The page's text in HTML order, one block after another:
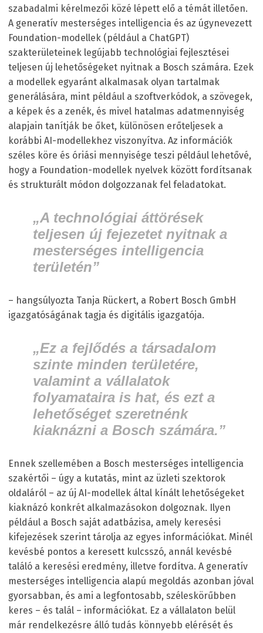
szabadalmi kérelmezői közé lépett elő a témát illetően.
A generatív mesterséges intelligencia és az úgynevezett
Foundation-modellek (például a ChatGPT)
szakterületeinek legújabb technológiai fejlesztései
teljesen új lehetőségeket nyitnak a Bosch számára. Ezek
a modellek egyaránt alkalmasak olyan tartalmak
generálására, mint például a szoftverkódok, a szövegek,
a képek és a zenék, és mivel hatalmas adatmennyiség
alapjain tanítják be őket, különösen erőteljesek a
korábbi AI-modellekhez viszonyítva. Az információk
széles köre és óriási mennyisége teszi például lehetővé,
hogy a Foundation-modellek nyelvek között fordítsanak
és strukturált módon dolgozzanak fel feladatokat.
„A technológiai áttörések
teljesen új fejezetet nyitnak a
mesterséges intelligencia
területén”
– hangsúlyozta Tanja Rückert, a Robert Bosch GmbH
igazgatóságának tagja és digitális igazgatója.
„Ez a fejlődés a társadalom
szinte minden területére,
valamint a vállalatok
folyamataira is hat, és ezt a
lehetőséget szeretnénk
kiaknázni a Bosch számára.”
Ennek szellemében a Bosch mesterséges intelligencia
szakértői – úgy a kutatás, mint az üzleti szektorok
oldaláról – az új AI-modellek által kínált lehetőségeket
kiaknázó konkrét alkalmazásokon dolgoznak. Ilyen
például a Bosch saját adatbázisa, amely keresési
kifejezések szerint tárolja az egyes információkat. Minél
kevésbé pontos a keresett kulcsszó, annál kevésbé
találó a keresési eredmény, illetve fordítva. A generatív
mesterséges intelligencia alapú megoldás azonban jóval
gyorsabban, és ami a legfontosabb, széleskörűbben
keres – és talál – információkat. Ez a vállalaton belül
már rendelkezésre álló tudás könnyebb elérését és